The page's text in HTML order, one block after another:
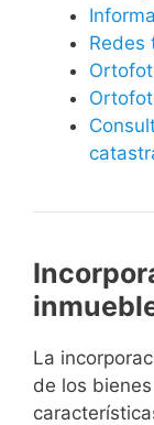
Redes
La
de los